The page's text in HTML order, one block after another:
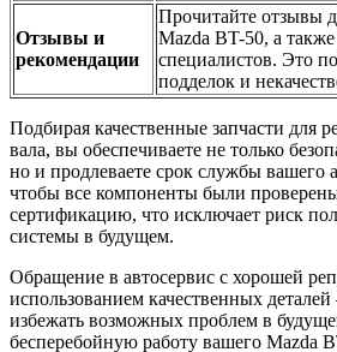
Отзывы и
рекомендации
Прочитайте отзывы
Mazda BT-50, а
специалистов. Это
подделок и
Подбирая качественные запчасти для
вала, вы обеспечиваете не только
но и продлеваете срок службы вашего
чтобы все компоненты были
сертификацию, что исключает риск
системы в будущем.
Обращение в автосервис с хорошей
использованием качественных деталей
избежать возможных проблем в
бесперебойную работу вашего Mazda